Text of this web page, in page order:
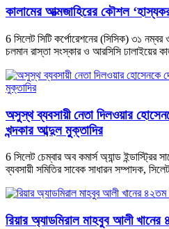
কালামের আত্মজাহিরের কৌশল
6 সিলেট সিটি কর্পোরেশনের (সিসিক) ৩১ নম্বর
চলমান রাস্তা সংস্কার ও আরসিসি ঢালাইয়ের
অসুস্থ ব্যবসায়ী নেতা দিলওয়ার
খন্দকার আব্দুল মুক্তাদির
6 সিলেট চেম্বার অব কমার্স অ্যান্ড ইন্ডাস্ট্রির
ব্যবসায়ী সমিতির সাবেক সাধারন সম্পাদক,
রিয়ার অ্যাডমিরাল মাহবুব আলী